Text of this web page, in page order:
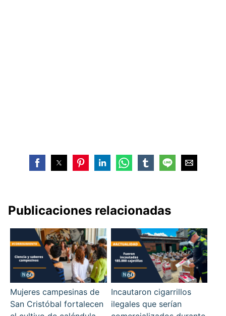
Publicaciones relacionadas
Mujeres campesinas de
San Cristóbal fortalecen
Incautaron cigarrillos
ilegales que serían